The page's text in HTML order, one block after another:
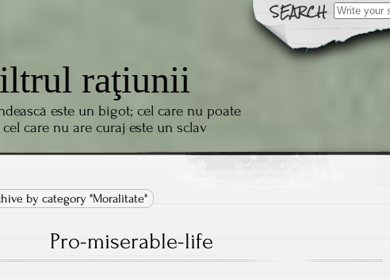
Search
for:
raţiunii
este un bigot; cel care nu poate
care nu are curaj este un sclav
by category "Moralitate"
Pro-miserable-life